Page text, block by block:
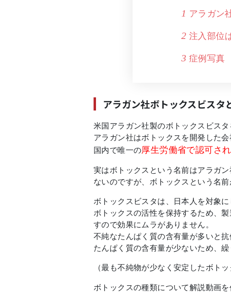
1 アラガン
2 注入部位
3 症例写真
アラガン社ボトックスビスタ
米国アラガン社製のボトックスビスタ
アラガン社はボトックスを開発した会
国内で唯一の厚生労働省で認可さ
実はボトックスという名前はアラガ
ないのですが、ボトックスという名
ボトックスビスタは、日本人を対象
ボトックスの活性を保持するため、
すので効果にムラがありません。
不純なたんぱく質の含有量が多いと
たんぱく質の含有量が少ないため、
（最も不純物が少なく安定したボト
ボトックスの種類について解説動画